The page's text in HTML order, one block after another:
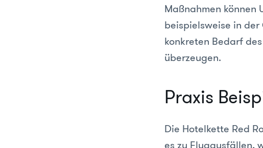
Maßnahmen können
beispielsweise in
konkreten Bedarf
überzeugen.
Praxis
Die Hotelkette Red
es zu Flugausfällen,